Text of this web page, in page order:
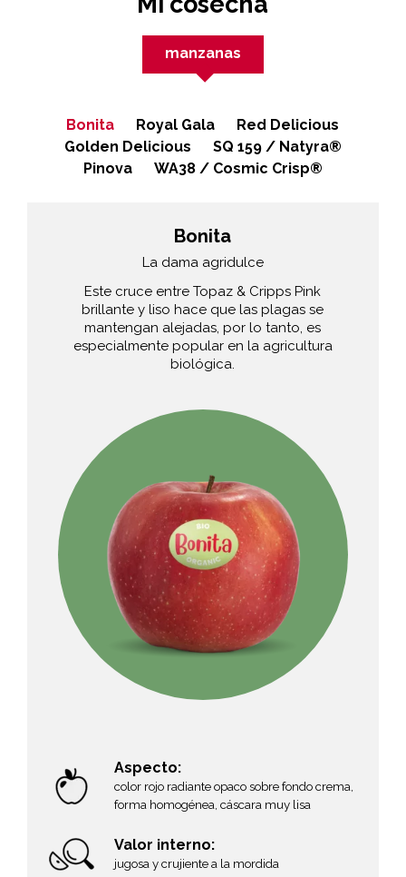
Bonita
La dama agridulce
Este cruce entre Topaz & Cripps Pink
brillante y liso hace que las plagas se
mantengan alejadas, por lo tanto, es
especialmente popular en la agricultura
biológica.
Aspecto:
color rojo radiante opaco sobre fondo crema,
forma homogénea, cáscara muy lisa
Valor interno:
jugosa y crujiente a la mordida
Bonita Royal Gala
Red Delicious
Golden Delicious
SQ 159 / Natyra®
Pinova
WA38 / Cosmic Crisp®
manzanas